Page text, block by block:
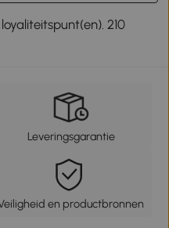
210
Leveringsgarantie
en productbronnen